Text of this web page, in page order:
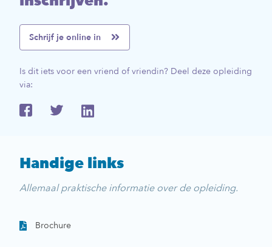
Handige links
Allemaal praktische informatie over de opleiding.
Brochure
Schrijf je online in
Is dit iets voor een vriend of vriendin? Deel deze opleiding
via: